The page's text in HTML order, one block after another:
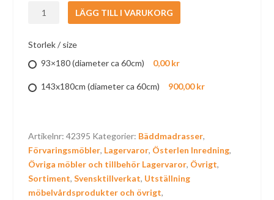
mängd
LÄGG TILL I VARUKORG
Storlek / size
93×180 (diameter ca 60cm)
0,00 kr
143x180cm (diameter ca 60cm) 900,00 kr
Artikelnr:42395 Kategorier: Bäddmadrasser,
Förvaringsmöbler, Lagervaror, Österlen Inredning,
Övriga möbler och tillbehör Lagervaror, Övrigt,
Sortiment,Svensktillverkat, Utställning
möbelvårdsprodukter och övrigt,